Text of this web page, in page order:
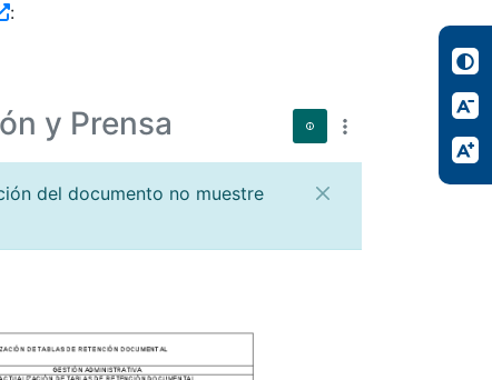
:
y Prensa
del documento no muestre